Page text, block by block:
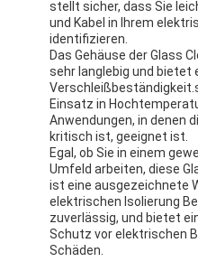
stellt sicher, dass Sie
und Kabel in Ihrem
identifizieren.
Das Gehäuse der Glass
sehr langlebig und bietet
Einsatz in
Anwendungen, in denen
kritisch ist, geeignet ist.
Egal, ob Sie in einem
Umfeld arbeiten, diese
ist eine ausgezeichnete
elektrischen Isolierung
zuverlässig, und bietet
Schutz vor elektrischen
Schäden.